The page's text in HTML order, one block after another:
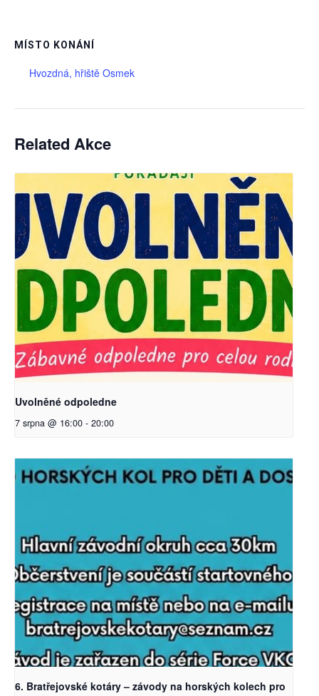
MÍSTO KONÁNÍ
Hvozdná, hřiště Osmek
Related Akce
Uvolněné odpoledne
7 srpna @ 16:00 - 20:00
6. Bratřejovské kotáry – závody na horských kolech pro